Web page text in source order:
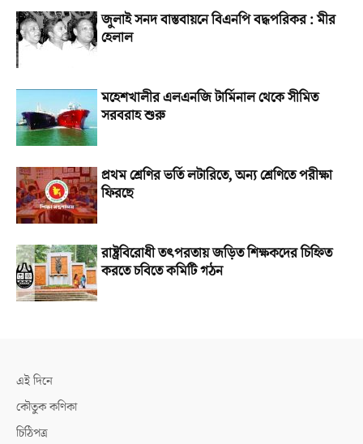
জুলাই সনদ বাস্তবায়নে বিএনপি বদ্ধপরিকর : মীর
হেলাল
মহেশখালীর এলএনজি টার্মিনাল থেকে সীমিত
সরবরাহ শুরু
প্রথম শ্রেণির ভর্তি লটারিতে, অন্য শ্রেণিতে পরীক্ষা
ফিরছে
রাষ্ট্রবিরোধী তৎপরতায় জড়িত শিক্ষকদের চিহ্নিত
করতে চবিতে কমিটি গঠন
এই দিনে
কৌতুক কণিকা
চিঠিপত্র